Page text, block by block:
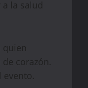
la salud
quien
corazón.
evento.
hotel